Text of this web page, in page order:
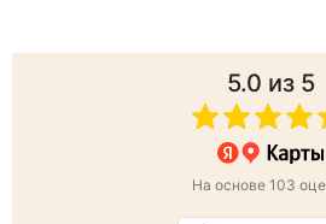
5.0 из 5
На основе 103